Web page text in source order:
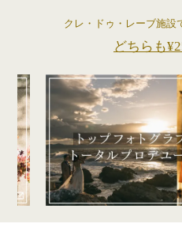
クレ・ドゥ・レーブ施設
どちらも